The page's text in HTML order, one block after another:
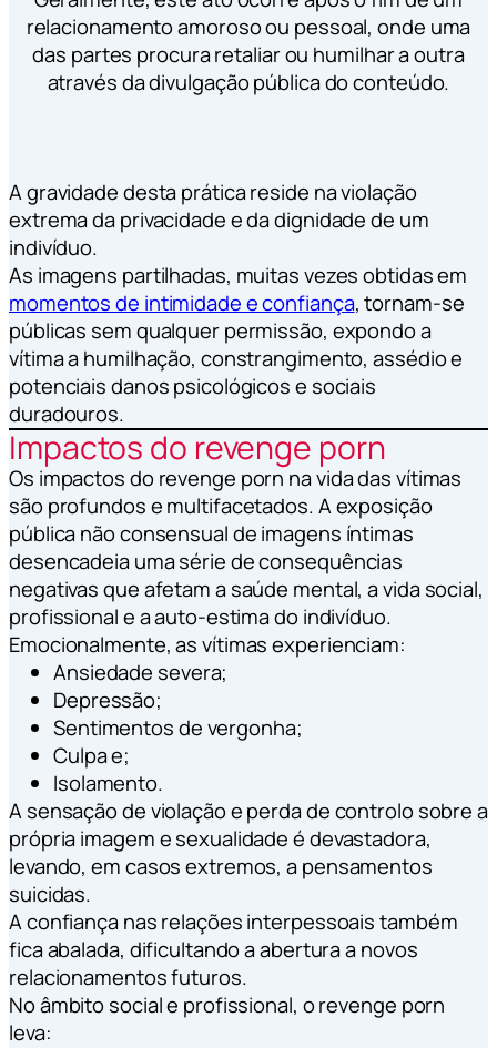
relacionamento amoroso ou pessoal, onde uma
das partes procura retaliar ou humilhar a outra
através da divulgação pública do conteúdo.
A gravidade desta prática reside na violação
extrema da privacidade e da dignidade de um
indivíduo.
As imagens partilhadas, muitas vezes obtidas em
momentos de intimidade e confiança, tornam-se
públicas sem qualquer permissão, expondo a
vítima a humilhação, constrangimento, assédio e
potenciais danos psicológicos e sociais
duradouros.
Impactos do revenge porn
Os impactos do revenge porn na vida das vítimas
são profundos e multifacetados. A exposição
pública não consensual de imagens íntimas
desencadeia uma série de consequências
negativas que afetam a saúde mental, a vida social,
profissional e a auto-estima do indivíduo.
Emocionalmente, as vítimas experienciam:
Ansiedade severa;
Depressão;
Sentimentos de vergonha;
Culpa e;
Isolamento.
A sensação de violação e perda de controlo sobre a
própria imagem e sexualidade é devastadora,
levando, em casos extremos, a pensamentos
suicidas.
A confiança nas relações interpessoais também
fica abalada, dificultando a abertura a novos
relacionamentos futuros.
No âmbito social e profissional, o revenge porn
leva: